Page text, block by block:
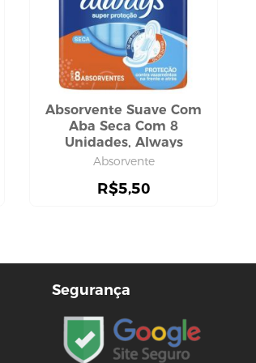
Absorvente Suave Com
Aba Seca Com 8
Unidades, Always
Absorvente
R$5,50
Segurança